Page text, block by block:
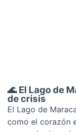
🌊El Lagode
decrisis
El Lago de
como el corazón